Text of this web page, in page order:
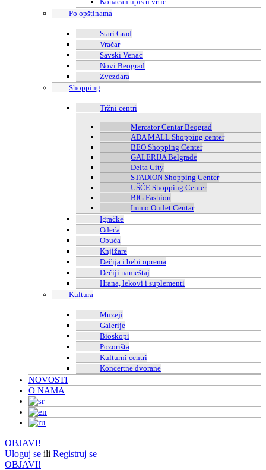
Po opštinama
Stari Grad
Vračar
Savski Venac
Novi Beograd
Zvezdara
Shopping
Tržni centri
Mercator Centar Beograd
ADA MALL Shopping center
BEO Shopping Center
GALERIJA Belgrade
Delta City
STADION Shopping Center
UŠĆE Shopping Center
BIG Fashion
Immo Outlet Centar
Igračke
Odeća
Obuća
Knjižare
Dečija i bebi oprema
Dečiji nameštaj
Hrana, lekovi i suplementi
Kultura
Muzeji
Galerije
Bioskopi
Pozorišta
Kulturni centri
Koncertne dvorane
NOVOSTI
O NAMA
OBJAVI!
Uloguj se ili Registruj se
OBJAVI!